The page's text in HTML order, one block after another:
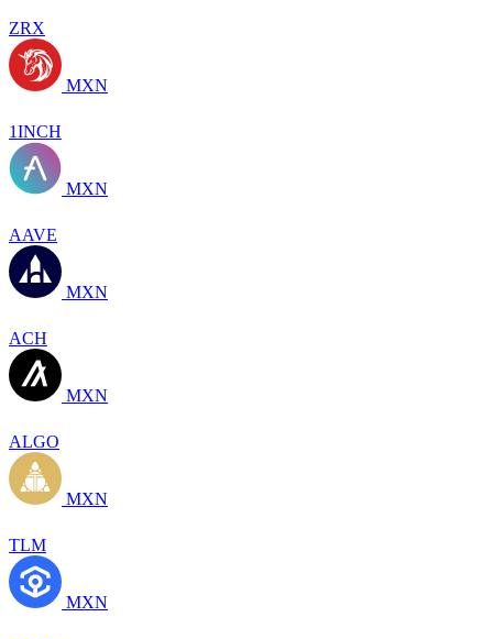
ZRX
MXN
1INCH
MXN
AAVE
MXN
ACH
MXN
ALGO
MXN
TLM
MXN